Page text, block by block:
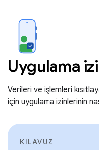
Uygulama
Verileri ve işlemleri
için uygulama izinlerinin
KILAVUZ